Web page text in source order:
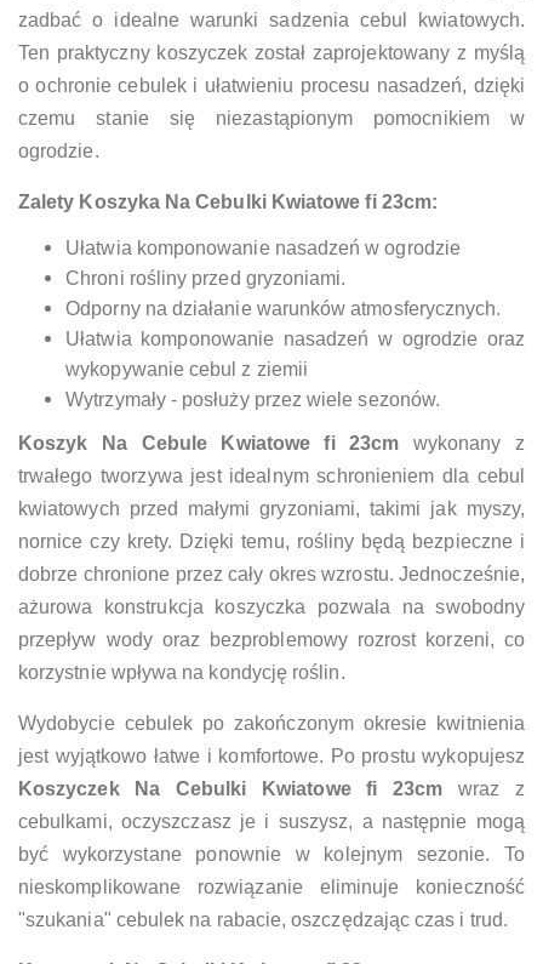
zadbać o idealne warunki sadzenia cebul kwiatowych.
Ten praktyczny koszyczek został zaprojektowany z myślą
o ochronie cebulek i ułatwieniu procesu nasadzeń, dzięki
czemu stanie się niezastąpionym pomocnikiem w
ogrodzie.
Zalety Koszyka Na Cebulki Kwiatowe fi 23cm:
Ułatwia komponowanie nasadzeń w ogrodzie
Chroni rośliny przed gryzoniami.
Odporny na działanie warunków atmosferycznych.
Ułatwia komponowanie nasadzeń w ogrodzie oraz
wykopywanie cebul z ziemii
Wytrzymały - posłuży przez wiele sezonów.
Koszyk Na Cebule Kwiatowe fi 23cm wykonany z
trwałego tworzywa jest idealnym schronieniem dla cebul
kwiatowych przed małymi gryzoniami, takimi jak myszy,
nornice czy krety. Dzięki temu, rośliny będą bezpieczne i
dobrze chronione przez cały okres wzrostu. Jednocześnie,
ażurowa konstrukcja koszyczka pozwala na swobodny
przepływ wody oraz bezproblemowy rozrost korzeni, co
korzystnie wpływa na kondycję roślin.
Wydobycie cebulek po zakończonym okresie kwitnienia
jest wyjątkowo łatwe i komfortowe. Po prostu wykopujesz
Koszyczek Na Cebulki Kwiatowe fi 23cm wraz z
cebulkami, oczyszczasz je i suszysz, a następnie mogą
być wykorzystane ponownie w kolejnym sezonie. To
nieskomplikowane rozwiązanie eliminuje konieczność
"szukania" cebulek na rabacie, oszczędzając czas i trud.